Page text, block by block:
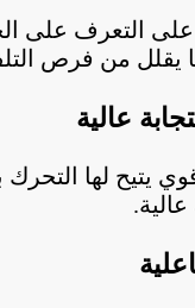
التعرف على
يقلل من فرص
يتيح لها التحرك